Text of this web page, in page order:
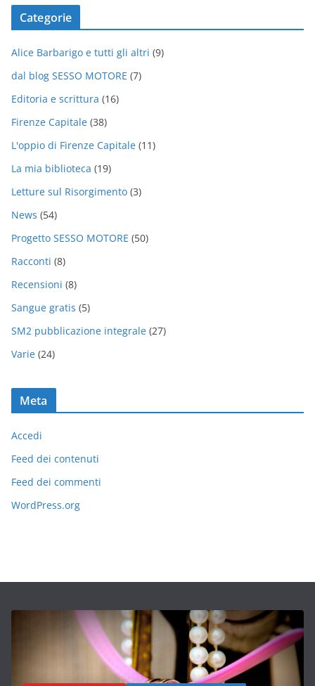
Categorie
Alice Barbarigo e tutti gli altri (9)
dal blog SESSO MOTORE (7)
Editoria e scrittura (16)
Firenze Capitale (38)
L'oppio di Firenze Capitale (11)
La mia biblioteca (19)
Letture sul Risorgimento (3)
News (54)
Progetto SESSO MOTORE (50)
Racconti (8)
Recensioni (8)
Sangue gratis (5)
SM2 pubblicazione integrale (27)
Varie (24)
Meta
Accedi
Feed dei contenuti
Feed dei commenti
WordPress.org